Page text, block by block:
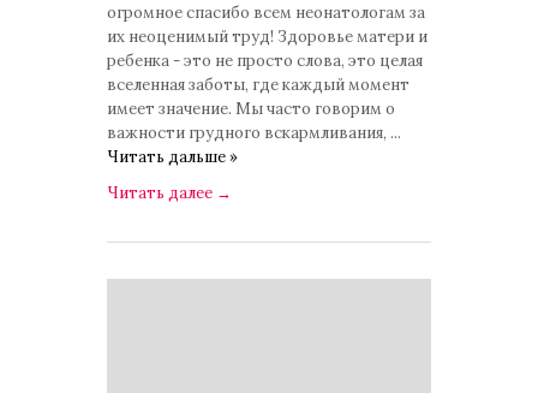
огромное спасибо всем неонатологам за
их неоценимый труд! Здоровье матери и
ребенка - это не просто слова, это целая
вселенная заботы, где каждый момент
имеет значение. Мы часто говорим о
важности грудного вскармливания, ...
Читать дальше »
Читать далее →